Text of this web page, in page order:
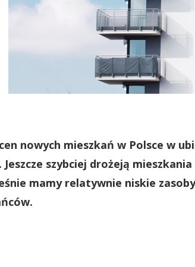
nowych mieszkań w Polsce w
Jeszcze szybciej drożeją
mamy relatywnie niskie